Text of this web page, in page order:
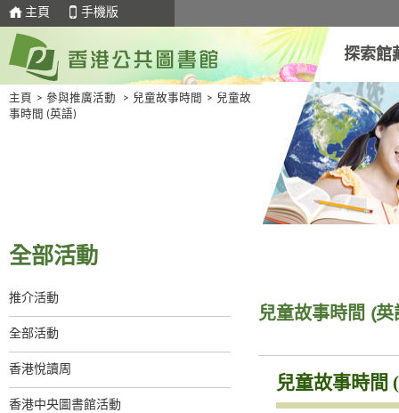
主頁 手機版
探索館
主頁 > 參與推廣活動 > 兒童故事時間 > 兒童故
事時間 (英語)
全部活動
推介活動
全部活動
香港悅讀周
香港中央圖書館活動
兒童故事時間 (英
兒童故事時間